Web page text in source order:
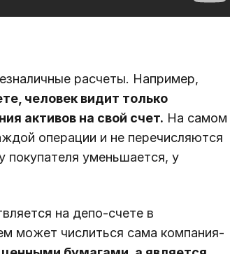
расчеты. Например,
человек видит только
активов на свой счет. На самом
операции и не перечисляются
покупателя уменьшается, у
на депо-счете в
может числиться сама компания-